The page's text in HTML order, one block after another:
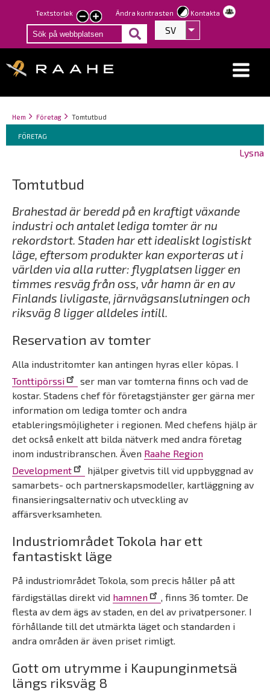
Hoppa
till
huvudinnehåll
Textstorlek
smaller
text
larger
text
Ändra kontrasten Kontakta
SV Visa fler åtgärder
Länkstigar
You
are
here:
Hem Företag Tomtutbud
Breadcrumbs
You
are
FÖRETAG
Lysna
Tomtutbud
Brahestad är beredd på en kraftigt växande
industri och antalet lediga tomter är nu
rekordstort. Staden har ett idealiskt logistiskt
läge, eftersom produkter kan exporteras ut i
världen via alla rutter: flygplatsen ligger en
timmes resväg från oss, vår hamn är en av
Finlands livligaste, järnvägsanslutningen och
riksväg 8 ligger alldeles intill.
Reservation av tomter
Alla industritomter kan antingen hyras eller köpas. I
Tonttipörssi
ser man var tomterna finns och vad de
kostar. Stadens chef för företagstjänster ger gärna mer
information om lediga tomter och andra
etableringsmöjligheter i regionen. Med chefens hjälp är
det också enkelt att bilda nätverk med andra företag
inom industribranschen. Även Raahe Region
Development
hjälper givetvis till vid uppbyggnad av
samarbets- och partnerskapsmodeller, kartläggning av
finansieringsalternativ och utveckling av
affärsverksamheten.
Industriområdet Tokola har ett
fantastiskt läge
På industriområdet Tokola, som precis håller på att
färdigställas direkt vid hamnen
, finns 36 tomter. De
flesta av dem ägs av staden, en del av privatpersoner. I
förhållande till det utmärkta läget och standarden i
andra områden är även priset rimligt.
Gott om utrymme i Kaupunginmetsä
längs riksväg 8